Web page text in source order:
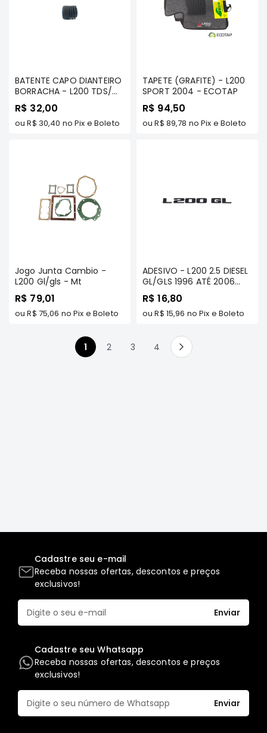
GALANT
AMAROK
MT
COMPONENTES
TECNOPART
FREMAX
DS
MARELLI
COFAP
MAHLE
WILLTEC
L200
Triton
e
Dakar
Pajero
TR4
IO
ASX
e
BATENTE CAPO DIANTEIRO
BORRACHA - L200 TDS/
PAJERO TDS/ TRITON
TDS/ ASX TDS/ LANCER
TDS/ OUTLANDER TDS -
R$ 32,00
ouR$ 30,40 no Pix e Boleto
TAPETE (GRAFITE) - L200
SPORT 2004 - ECOTAP
R$ 94,50
ouR$ 89,78 no Pix e Boleto
Jogo Junta Cambio -
L200 Gl/gls - Mt
R$ 79,01
ouR$ 75,06 no Pix e Boleto
ADESIVO - L200 2.5 DIESEL
GL/GLS 1996 ATÉ 2006
(QUADRADA)
R$ 16,80
ouR$ 15,96 no Pix e Boleto
Você esta lendo a pagina
1 Página
2 Página
3 Página
4 Página
Próximo
Cadastre seu e-mail
Receba nossas ofertas, descontos e preços
exclusivos!
Enviar
Cadastre seu Whatsapp
Receba nossas ofertas, descontos e preços
exclusivos!
Enviar